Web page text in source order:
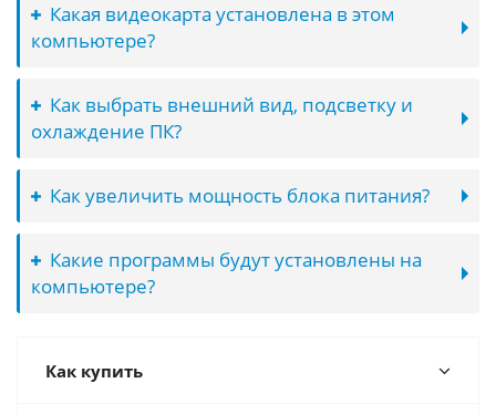
Какая видеокарта установлена в этом
компьютере?
Как выбрать внешний вид, подсветку и
охлаждение ПК?
Как увеличить мощность блока питания?
Какие программы будут установлены на
компьютере?
Как купить